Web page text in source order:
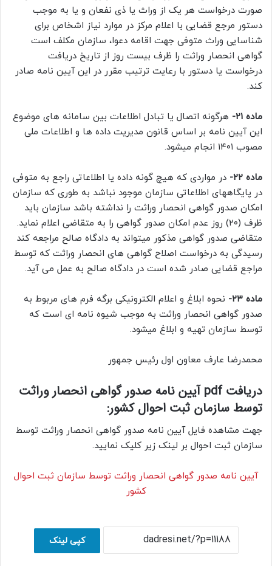
صورت درخواست هر یک از وراث یا ذی نفعان و یا به موجب
دستور مرجع قضایی با اعلام مرکز در موارد نیاز اشخاص برای
شناسایی وراث متوفی جهت اقامه دعوا، سازمان مکلف است
گواهی انحصار وراثت را ظرف بیست روز از تاریخ دریافت
درخواست یا دستور با رعایت ترتیب مقرر در این آیین نامه صادر
کند.
ماده ۲۱-
هرگونه اتصال یا تبادل اطلاعات بین سامانه های موضوع
این آیین نامه بر اساس قانون مدیریت داده ها و اطلاعات ملی
مصوب ۱۴۰۱ انجام میشود.
ماده ۲۲-
در مواردی که هیچ گونه داده یا اطلاعاتی راجع به متوفی
در پایگاههای اطلاعاتی سازمان موجود نباشد به طوری که سازمان
امکان صدور گواهی انحصار وراثت را نداشته باشد سازمان باید
ظرف (۲۰) روز عدم امکان صدور گواهی را به متقاضی اعلام نماید.
متقاضی صدور گواهی مذکور میتواند به دادگاه صالح مراجعه کند
رسیدگی به درخواست اصلاح گواهی های انحصار وراثت که توسط
مراجع قضایی صادر شده است در دادگاه صالح به عمل می آید.
ماده ۲۳-
نحوه ابلاغ و اعلام الکترونیکی برگه فرم های مربوط به
صدور گواهی انحصار وراثت به موجب شیوه نامه ای است که
توسط سازمان تهیه و ابلاغ میشود.
محمدرضا عارف معاون اول رئیس جمهور
دریافت pdf آیین نامه صدور گواهی انحصار وراثت
توسط سازمان ثبت احوال کشور:
جهت مشاهده فایل آیین نامه صدور گواهی انحصار وراثت توسط
سازمان ثبت احوال بر لینک زیر کلیک نمایید.
آیین نامه صدور گواهی انحصار وراثت توسط سازمان ثبت احوال
کشور
کپی لینک